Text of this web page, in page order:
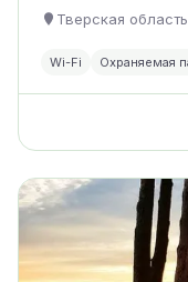
Тверская область
Wi-Fi Охраняемая